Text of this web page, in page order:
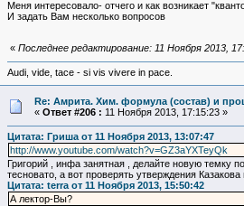
Меня интересовало- отчего и как возникает
И задать Вам несколько вопросов
« Последнее редактирование: 11 Ноября 2013,
Audi, vide, tace - si vis vivere in pace.
Re: Амрита. Хим. формула (состав) и
« Ответ #206 : 11 Ноября 2013, 17:15:23 »
Цитата: Гриша от 11 Ноября 2013, 13:07:47
http://www.youtube.com/watch?v=GZ3aYXTeyQk
Григорий , инфа занятная , делайте новую темку
тесновато, а вот проверять утверждения
Цитата: terra от 11 Ноября 2013, 15:50:42
А лектор-Вы?